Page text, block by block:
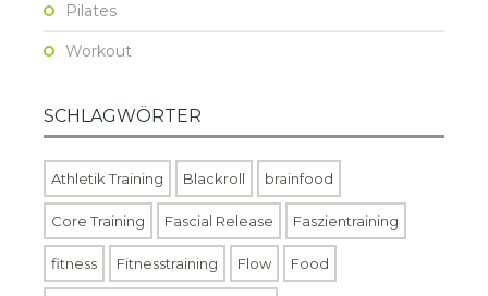
Pilates
Workout
SCHLAGWÖRTER
Athletik Training Blackroll brainfood
Core Training Fascial Release Faszientraining
fitness Fitnesstraining Flow Food